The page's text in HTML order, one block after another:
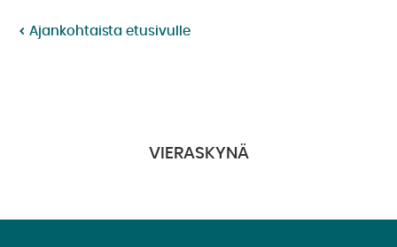
Ajankohtaista etusivulle
VIERASKYNÄ